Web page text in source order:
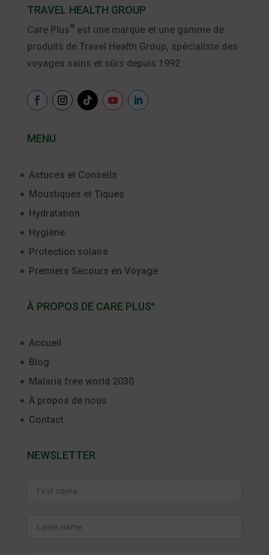
TRAVEL HEALTH GROUP
Care Plus®est une marque et une gamme de
produits de Travel Health Group, spécialiste des
voyages sains et sûrs depuis 1992.
MENU
Astuces et Conseils
Moustiques et Tiques
Hydratation
Hygiène
Protection solaire
Premiers Secours en Voyage
À PROPOS DE CARE PLUS®
Accueil
Blog
Malaria free world 2030
À propos de nous
Contact
NEWSLETTER